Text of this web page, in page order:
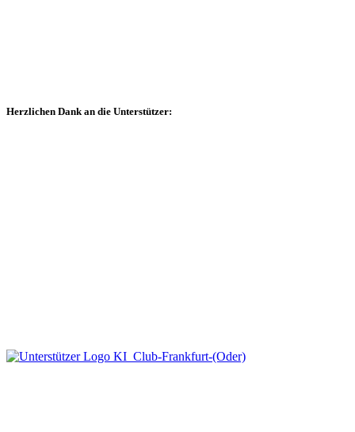
Herzlichen Dank an die Unterstützer: